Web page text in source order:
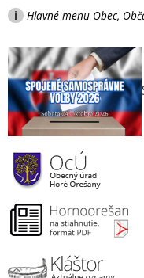
i Hlavné menu Obec,